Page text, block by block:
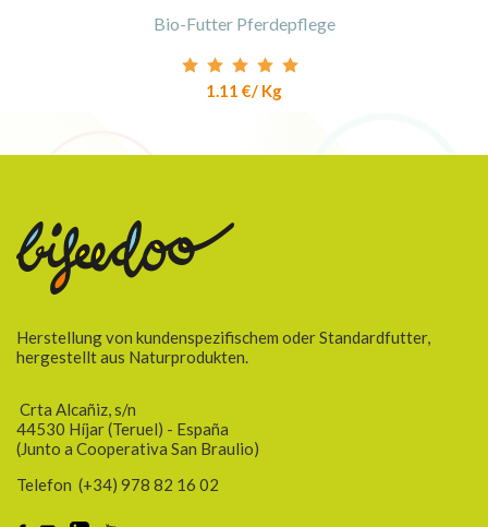
Bio-Futter Pferdepflege
1.11 €/ Kg
Herstellung von kundenspezifischem oder Standardfutter,
hergestellt aus Naturprodukten.
Crta Alcañiz, s/n
44530 Híjar (Teruel) - España
(Junto a Cooperativa San Braulio)
Telefon (+34) 978 82 16 02